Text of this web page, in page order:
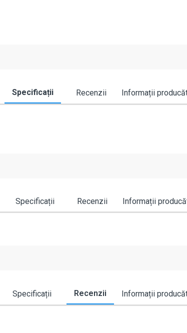
Specificații Recenzii Informații
Specificații Recenzii Informații
Specificații Recenzii Informații